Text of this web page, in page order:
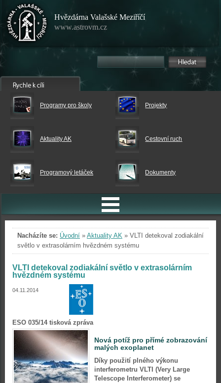
Hvězdárna Valašské Meziříčí
www.astrovm.cz
Programy pro školy Projekty
Aktuality AK Cestovní ruch
Programový letáček Dokumenty
Nacházíte se: Úvodní » Aktuality AK » VLTI detekoval zodiakální
světlo v extrasolárním hvězdném systému
VLTI detekoval zodiakální světlo v extrasolárním
hvězdném systému
04.11.2014
ESO 035/14 tisková zpráva
Nová potíž pro přímé zobrazování
malých exoplanet
Díky použití plného výkonu
interferometru VLTI (Very Large
Telescope Interferometer) se